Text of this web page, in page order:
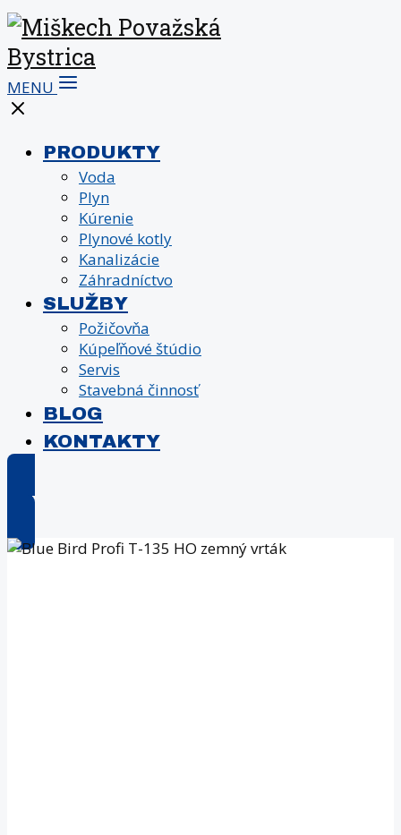
MENU
PRODUKTY
Voda
Plyn
Kúrenie
Plynové kotly
Kanalizácie
Záhradníctvo
SLUŽBY
Požičovňa
Kúpeľňové štúdio
Servis
Stavebná činnosť
BLOG
KONTAKTY
E-shop